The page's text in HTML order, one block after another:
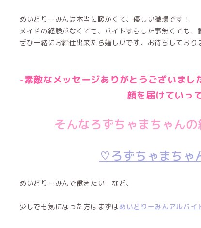
めいどりーみんは本当に暖かくて、優しい職場です！
メイドの経験がなくても、バイトすらした事無くても、
ぜひ一緒にお給仕出来たら嬉しいです、お待ちしており
-素敵なメッセージありがとうございま
顔を届けていっ
そんなろずちゃまちゃん
♡ろずちゃまちゃ
めいどりーみんで働きたい！など、
少しでも気になった方はまずは めいどりーみんアルバイ